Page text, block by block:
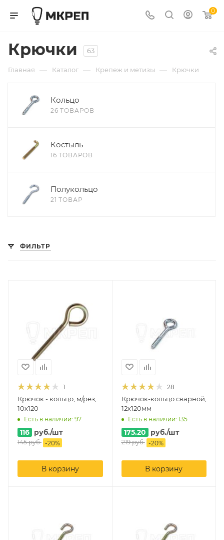
0
Крючки 63
Главная — Каталог — Крепеж и метизы — Крючки
Кольцо
26 ТОВАРОВ
Костыль
16 ТОВАРОВ
Полукольцо
21 ТОВАР
ФИЛЬТР
1
Крючок - кольцо, м/рез,
10х120
Есть в наличии: 97
116 руб./шт
145руб. -20%
В корзину
28
Крючок-кольцо сварной,
12х120мм
Есть в наличии: 135
175.20 руб./шт
219руб. -20%
В корзину